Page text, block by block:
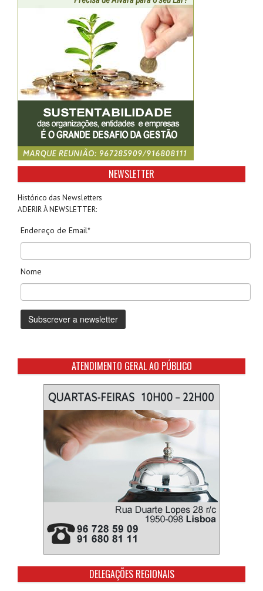
NEWSLETTER
Histórico das Newsletters
ADERIR À NEWSLETTER:
Endereço de Email*
Nome
ATENDIMENTO GERAL AO PÚBLICO
DELEGAÇÕES REGIONAIS